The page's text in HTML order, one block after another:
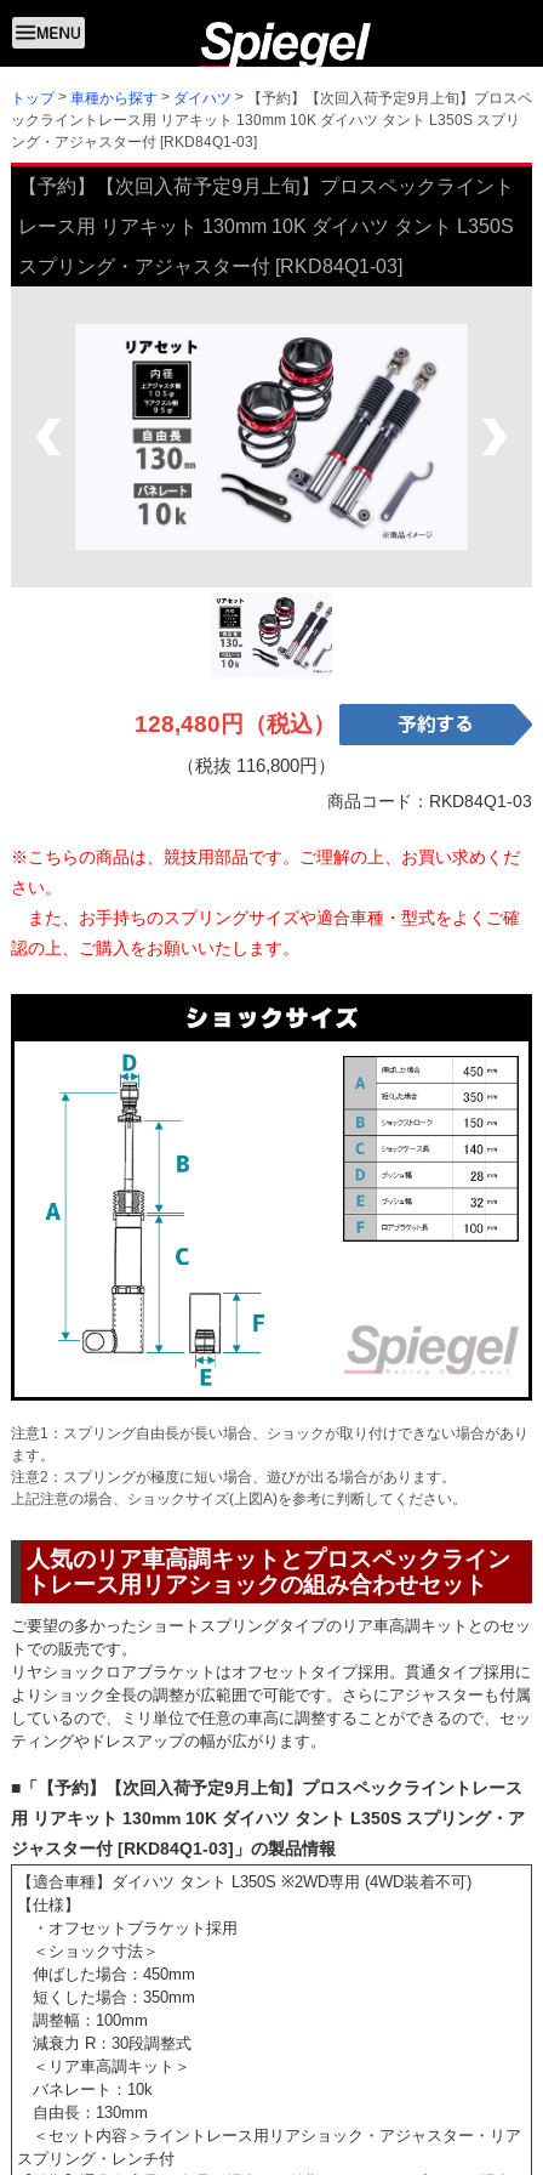
トップ 車種から探す ダイハツ
【予約】【次回入荷予定9月上旬】プロスペ
ックライントレース用 リアキット 130mm 10K ダイハツ タント L350S スプリ
ング・アジャスター付 [RKD84Q1-03]
【予約】【次回入荷予定9月上旬】プロスペックライント
レース用 リアキット 130mm 10K ダイハツ タント L350S
スプリング・アジャスター付 [RKD84Q1-03]
128,480円（税込）
（税抜 116,800円）
商品コード：RKD84Q1-03
※こちらの商品は、競技用部品です。ご理解の上、お買い求めくだ
さい。
また、お手持ちのスプリングサイズや適合車種・型式をよくご確
認の上、ご購入をお願いいたします。
注意1：スプリング自由長が長い場合、ショックが取り付けできない場合があり
ます。
注意2：スプリングが極度に短い場合、遊びが出る場合があります。
上記注意の場合、ショックサイズ(上図A)を参考に判断してください。
人気のリア車高調キットとプロスペックライン
トレース用リアショックの組み合わせセット
ご要望の多かったショートスプリングタイプのリア車高調キットとのセッ
トでの販売です。
リヤショックロアブラケットはオフセットタイプ採用。貫通タイプ採用に
よりショック全長の調整が広範囲で可能です。さらにアジャスターも付属
しているので、ミリ単位で任意の車高に調整することができるので、セッ
ティングやドレスアップの幅が広がります。
■「【予約】【次回入荷予定9月上旬】プロスペックライントレース
用 リアキット 130mm 10K ダイハツ タント L350S スプリング・ア
ジャスター付 [RKD84Q1-03]」の製品情報
【適合車種】ダイハツ タント L350S ※2WD専用 (4WD装着不可)
【仕様】
・オフセットブラケット採用
＜ショック寸法＞
伸ばした場合：450mm
短くした場合：350mm
調整幅：100mm
減衰力 R：30段調整式
＜リア車高調キット＞
バネレート：10k
自由長：130mm
＜セット内容＞ライントレース用リアショック・アジャスター・リア
スプリング・レンチ付